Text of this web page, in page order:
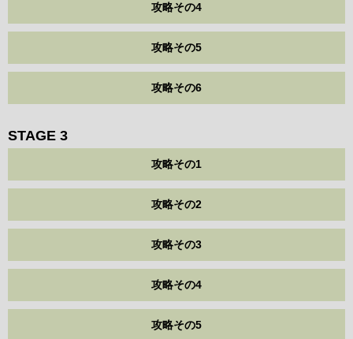
攻略その4
攻略その5
攻略その6
STAGE 3
攻略その1
攻略その2
攻略その3
攻略その4
攻略その5